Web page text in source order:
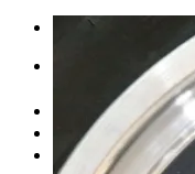
Искать:
Главная
Все товары
Маски